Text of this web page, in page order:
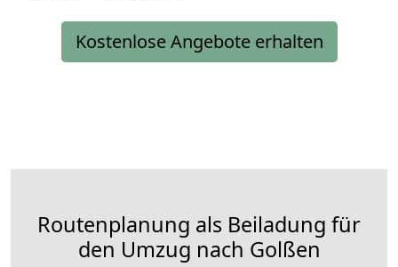
Kostenlose Angebote erhalten
Routenplanung als Beiladung für
den Umzug nach Golßen